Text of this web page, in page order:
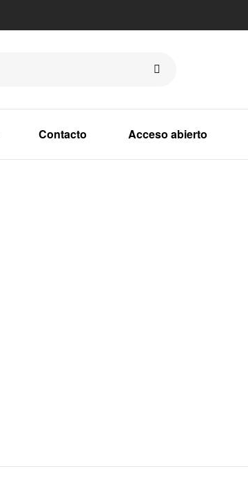
Contacto Acceso abierto